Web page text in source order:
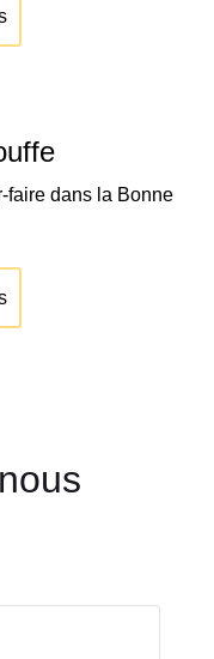
faire dans la Bonne